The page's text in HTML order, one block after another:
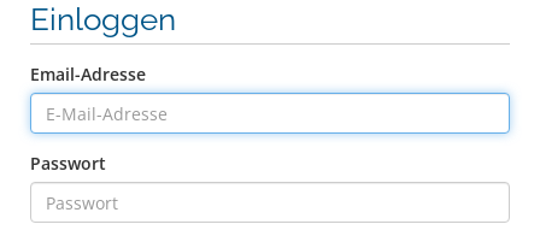
Einloggen
Email-Adresse
Passwort